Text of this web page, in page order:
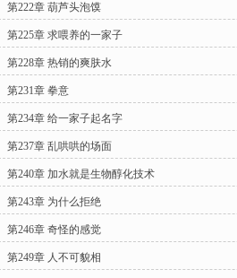
第222章 葫芦头泡馍
第225章 求喂养的一家子
第228章 热销的爽肤水
第231章 拳意
第234章 给一家子起名字
第237章 乱哄哄的场面
第240章 加水就是生物醇化技术
第243章 为什么拒绝
第246章 奇怪的感觉
第249章 人不可貌相